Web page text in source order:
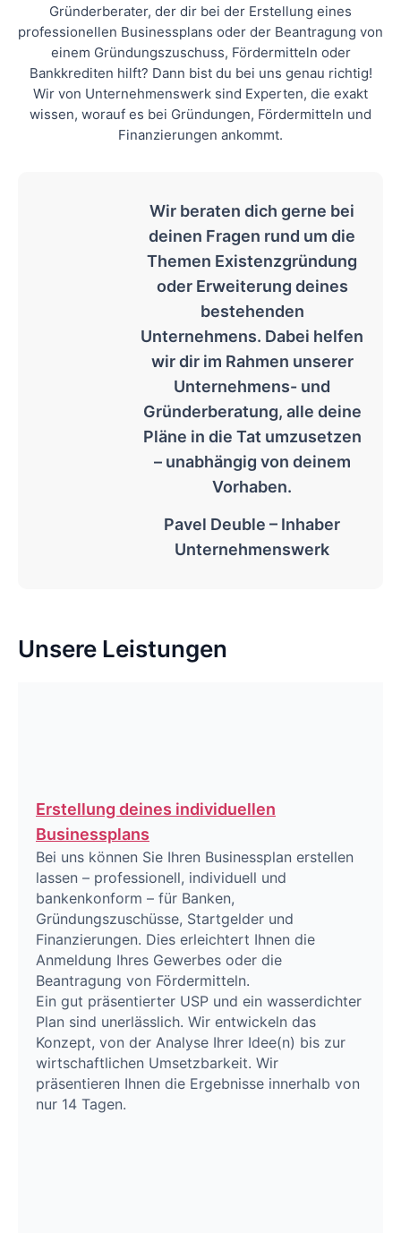
Gründerberater, der dir bei der Erstellung eines
professionellen Businessplans oder der Beantragung von
einem Gründungszuschuss, Fördermitteln oder
Bankkrediten hilft? Dann bist du bei uns genau richtig!
Wir von Unternehmenswerk sind Experten, die exakt
wissen, worauf es bei Gründungen, Fördermitteln und
Finanzierungen ankommt.
Wir beraten dich gerne bei
deinen Fragen rund um die
Themen Existenzgründung
oder Erweiterung deines
bestehenden
Unternehmens. Dabei helfen
wir dir im Rahmen unserer
Unternehmens- und
Gründerberatung, alle deine
Pläne in die Tat umzusetzen
– unabhängig von deinem
Vorhaben.
Pavel Deuble – Inhaber
Unternehmenswerk
Unsere Leistungen
Erstellung deines individuellen
Businessplans
Bei uns können Sie Ihren Businessplan erstellen
lassen – professionell, individuell und
bankenkonform – für Banken,
Gründungszuschüsse, Startgelder und
Finanzierungen. Dies erleichtert Ihnen die
Anmeldung Ihres Gewerbes oder die
Beantragung von Fördermitteln.
Ein gut präsentierter USP und ein wasserdichter
Plan sind unerlässlich. Wir entwickeln das
Konzept, von der Analyse Ihrer Idee(n) bis zur
wirtschaftlichen Umsetzbarkeit. Wir
präsentieren Ihnen die Ergebnisse innerhalb von
nur 14 Tagen.